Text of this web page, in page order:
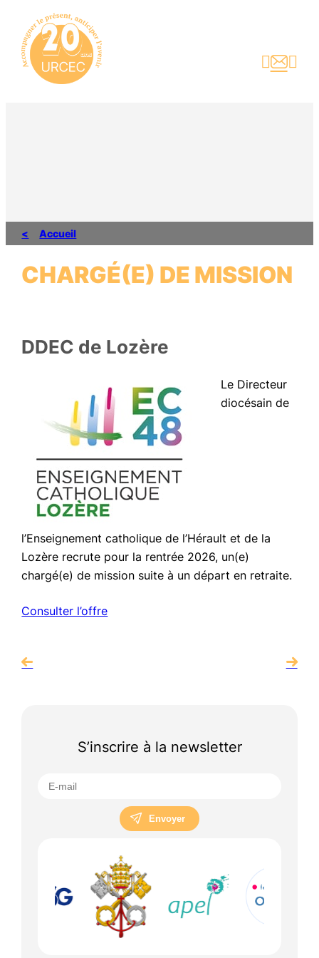
contenu

Accueil
CHARGÉ(E) DE MISSION
DDEC de Lozère
Le Directeur
diocésain de
l’Enseignement catholique de l’Hérault et de la
Lozère recrute pour la rentrée 2026, un(e)
chargé(e) de mission suite à un départ en retraite.
Consulter l’offre
S’inscrire à la newsletter
Envoyer